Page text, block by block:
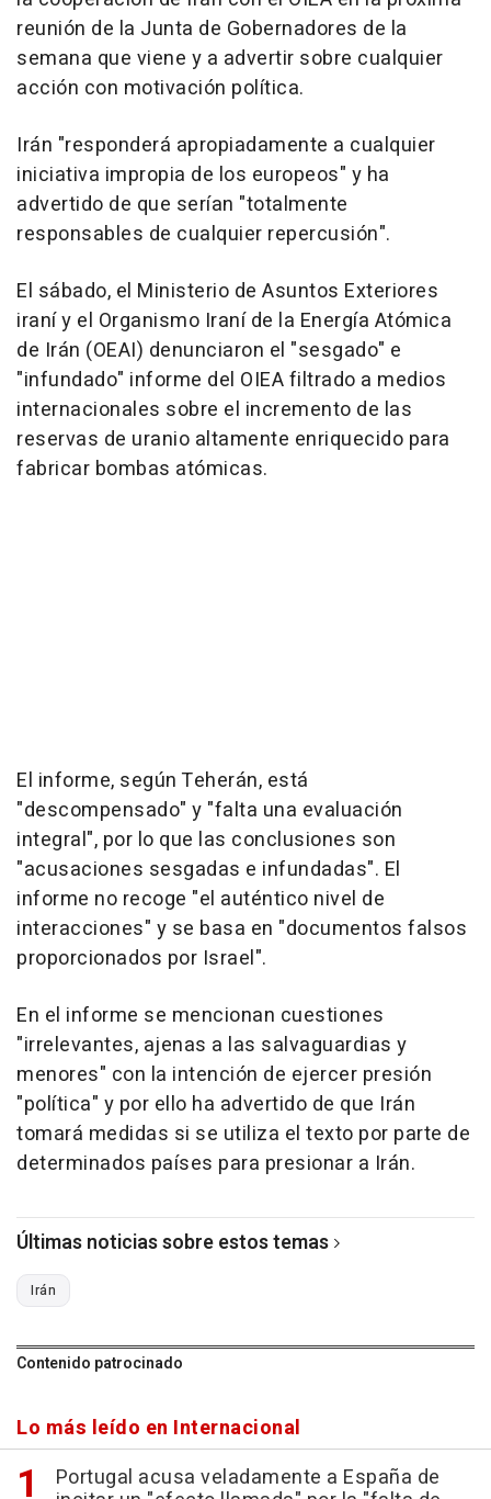
reunión de la Junta de Gobernadores de la
semana que viene y a advertir sobre cualquier
acción con motivación política.
Irán "responderá apropiadamente a cualquier
iniciativa impropia de los europeos" y ha
advertido de que serían "totalmente
responsables de cualquier repercusión".
El sábado, el Ministerio de Asuntos Exteriores
iraní y el Organismo Iraní de la Energía Atómica
de Irán (OEAI) denunciaron el "sesgado" e
"infundado" informe del OIEA filtrado a medios
internacionales sobre el incremento de las
reservas de uranio altamente enriquecido para
fabricar bombas atómicas.
El informe, según Teherán, está
"descompensado" y "falta una evaluación
integral", por lo que las conclusiones son
"acusaciones sesgadas e infundadas". El
informe no recoge "el auténtico nivel de
interacciones" y se basa en "documentos falsos
proporcionados por Israel".
En el informe se mencionan cuestiones
"irrelevantes, ajenas a las salvaguardias y
menores" con la intención de ejercer presión
"política" y por ello ha advertido de que Irán
tomará medidas si se utiliza el texto por parte de
determinados países para presionar a Irán.
Últimas noticias sobre estos temas
Irán
Contenido patrocinado
Lo más leído en Internacional
Portugal acusa veladamente a España de